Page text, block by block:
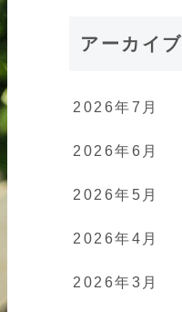
アーカイブ
2026年7月
2026年6月
2026年5月
2026年4月
2026年3月